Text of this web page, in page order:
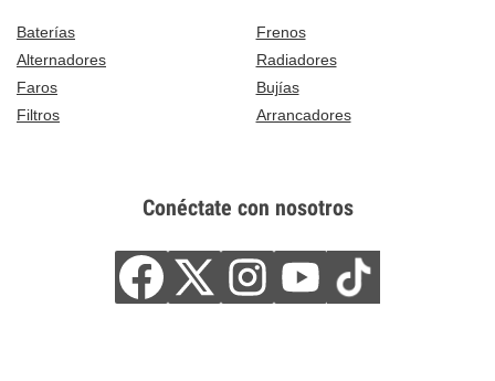
Baterías
Frenos
Alternadores
Radiadores
Faros
Bujías
Filtros
Arrancadores
Conéctate con nosotros